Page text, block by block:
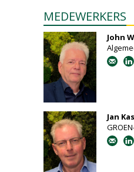
MEDEWERKERS
John
Jan